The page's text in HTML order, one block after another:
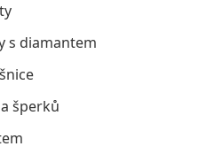
s diamantem
šperků